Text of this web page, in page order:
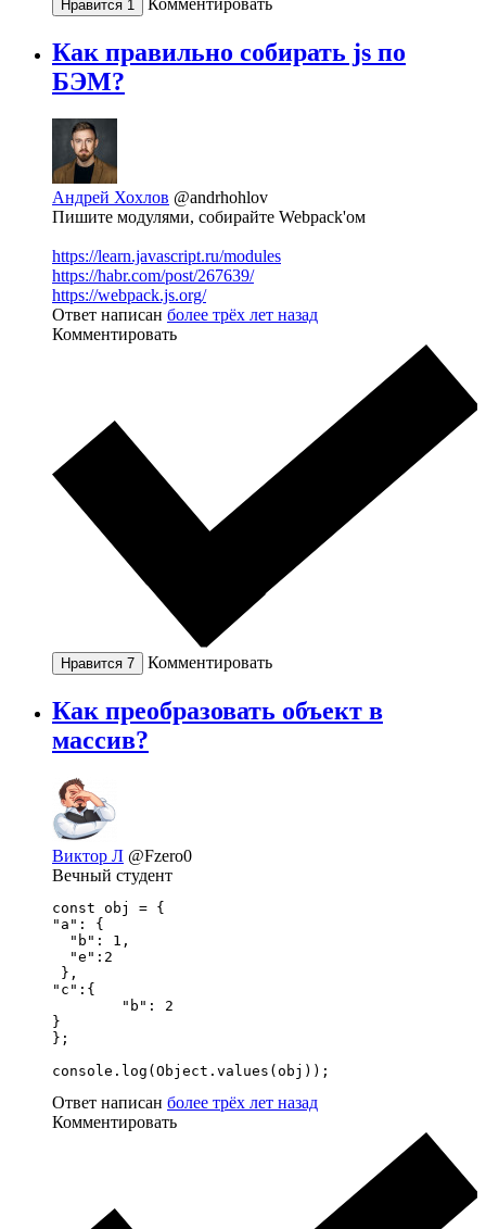
Нравится 1 Комментировать
Как правильно собирать js по
БЭМ?
Андрей Хохлов @andrhohlov
Пишите модулями, собирайте Webpack'ом
https://learn.javascript.ru/modules
https://habr.com/post/267639/
https://webpack.js.org/
Ответ написан более трёх лет назад
Комментировать
Нравится 7 Комментировать
Как преобразовать объект в
массив?
Виктор Л @Fzero0
Вечный студент
const obj = {
"a": {
  "b": 1,
  "e":2
},
"c":{
}
};
console.log(Object.values(obj));
Ответ написан более трёх лет назад
Комментировать